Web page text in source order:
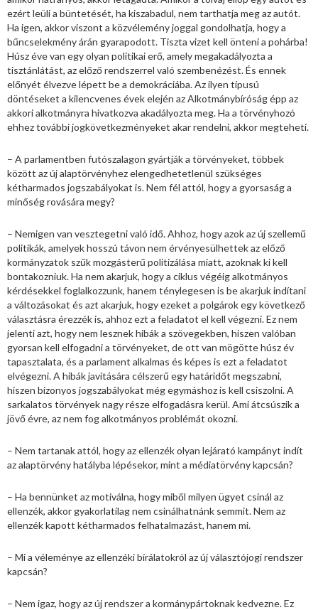
ezért leüli a büntetését, ha kiszabadul, nem tarthatja meg az autót.
Ha igen, akkor viszont a közvélemény joggal gondolhatja, hogy a
bűncselekmény árán gyarapodott. Tiszta vizet kell önteni a pohárba!
Húsz éve van egy olyan politikai erő, amely megakadályozta a
tisztánlátást, az előző rendszerrel való szembenézést. És ennek
előnyét élvezve lépett be a demokráciába. Az ilyen típusú
döntéseket a kilencvenes évek elején az Alkotmánybíróság épp az
akkori alkotmányra hivatkozva akadályozta meg. Ha a törvényhozó
ehhez további jogkövetkezményeket akar rendelni, akkor megteheti.
– A parlamentben futószalagon gyártják a törvényeket, többek
között az új alaptörvényhez elengedhetetlenül szükséges
kétharmados jogszabályokat is. Nem fél attól, hogy a gyorsaság a
minőség rovására megy?
– Nemigen van vesztegetni való idő. Ahhoz, hogy azok az új szellemű
politikák, amelyek hosszú távon nem érvényesülhettek az előző
kormányzatok szűk mozgásterű politizálása miatt, azoknak ki kell
bontakozniuk. Ha nem akarjuk, hogy a ciklus végéig alkotmányos
kérdésekkel foglalkozzunk, hanem ténylegesen is be akarjuk indítani
a változásokat és azt akarjuk, hogy ezeket a polgárok egy következő
választásra érezzék is, ahhoz ezt a feladatot el kell végezni. Ez nem
jelenti azt, hogy nem lesznek hibák a szövegekben, hiszen valóban
gyorsan kell elfogadni a törvényeket, de ott van mögötte húsz év
tapasztalata, és a parlament alkalmas és képes is ezt a feladatot
elvégezni. A hibák javítására célszerű egy határidőt megszabni,
hiszen bizonyos jogszabályokat még egymáshoz is kell csiszolni. A
sarkalatos törvények nagy része elfogadásra kerül. Ami átcsúszik a
jövő évre, az nem fog alkotmányos problémát okozni.
– Nem tartanak attól, hogy az ellenzék olyan lejárató kampányt indít
az alaptörvény hatályba lépésekor, mint a médiatörvény kapcsán?
– Ha bennünket az motiválna, hogy miből milyen ügyet csinál az
ellenzék, akkor gyakorlatilag nem csinálhatnánk semmit. Nem az
ellenzék kapott kétharmados felhatalmazást, hanem mi.
– Mi a véleménye az ellenzéki bírálatokról az új választójogi rendszer
kapcsán?
– Nem igaz, hogy az új rendszer a kormánypártoknak kedvezne. Ez